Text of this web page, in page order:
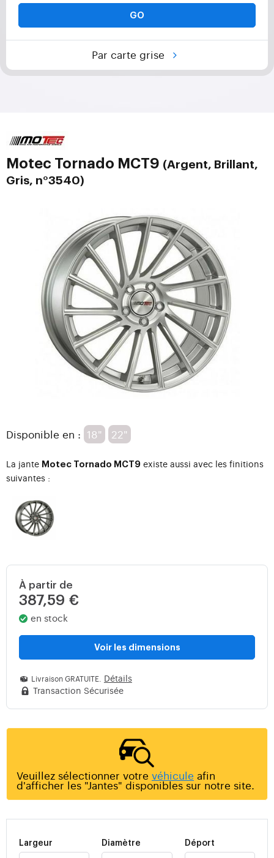
GO
Par carte grise
Motec Tornado MCT9 (Argent, Brillant,
Gris, n°3540)
Disponible en : 18" 22"
La jante Motec Tornado MCT9 existe aussi avec les finitions
suivantes :
À partir de
387,59 €
en stock
Voir les dimensions
Livraison GRATUITE. Détails
Transaction Sécurisée
Veuillez sélectionner votre véhicule afin
d'afficher les "Jantes" disponibles sur notre site.
Largeur Diamètre Déport